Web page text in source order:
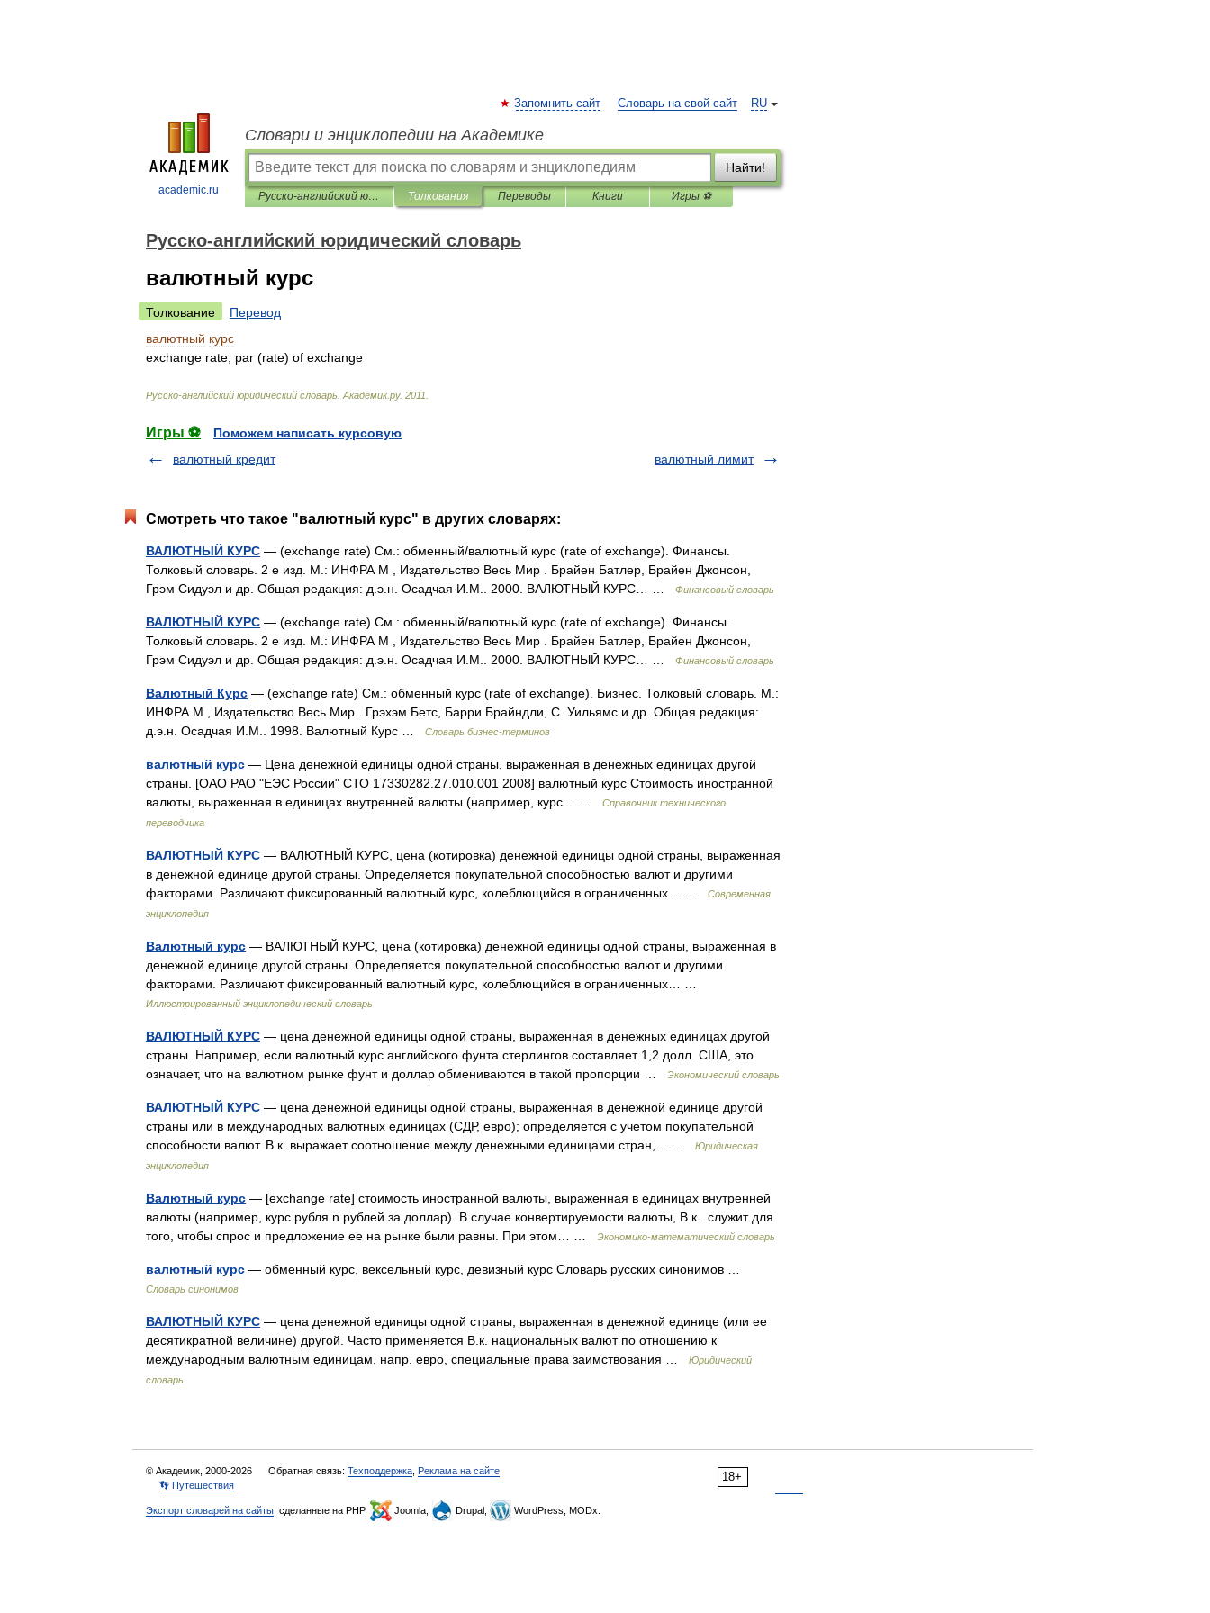
academic.ru
RU
Запомнить сайт Словарь на свой сайт
Словари и энциклопедии на Академике
Найти!
Русско-английский юридический словарь Толкования Переводы Книги Игры ⚽
Русско-английский юридический словарь
валютный курс
Толкование
Перевод
валютный курс
exchange rate; par (rate) of exchange
Русско-английский юридический словарь Академик.ру. 2011
Игры ⚽
Поможем написать курсовую
валютный кредит
валютный лимит
Смотреть что такое "валютный курс" в других словарях:
ВАЛЮТНЫЙ КУРС — (exchange rate) См.: обменный/валютный курс (rate of exchange). Финансы.
Толковый словарь. 2 е изд. М.: ИНФРА М , Издательство Весь Мир . Брайен Батлер, Брайен Джонсон,
Грэм Сидуэл и др. Общая редакция: д.э.н. Осадчая И.М.. 2000. ВАЛЮТНЫЙ КУРС… …
Финансовый словарь
ВАЛЮТНЫЙ КУРС — (exchange rate) См.: обменный/валютный курс (rate of exchange). Финансы.
Толковый словарь. 2 е изд. М.: ИНФРА М , Издательство Весь Мир . Брайен Батлер, Брайен Джонсон,
Грэм Сидуэл и др. Общая редакция: д.э.н. Осадчая И.М.. 2000. ВАЛЮТНЫЙ КУРС… …
Финансовый словарь
Валютный Курс — (exchange rate) См.: обменный курс (rate of exchange). Бизнес. Толковый словарь. М.:
ИНФРА М , Издательство Весь Мир . Грэхэм Бетс, Барри Брайндли, С. Уильямс и др. Общая редакция:
д.э.н. Осадчая И.М.. 1998. Валютный Курс …
Словарь бизнес-терминов
валютный курс — Цена денежной единицы одной страны, выраженная в денежных единицах другой
страны. [ОАО РАО "ЕЭС России" СТО 17330282.27.010.001 2008] валютный курс Стоимость иностранной
валюты, выраженная в единицах внутренней валюты (например, курс… …
Справочник технического
переводчика
ВАЛЮТНЫЙ КУРС — ВАЛЮТНЫЙ КУРС, цена (котировка) денежной единицы одной страны, выраженная
в денежной единице другой страны. Определяется покупательной способностью валют и другими
факторами. Различают фиксированный валютный курс, колеблющийся в ограниченных… …
Современная
энциклопедия
Валютный курс — ВАЛЮТНЫЙ КУРС, цена (котировка) денежной единицы одной страны, выраженная в
денежной единице другой страны. Определяется покупательной способностью валют и другими
факторами. Различают фиксированный валютный курс, колеблющийся в ограниченных… …
Иллюстрированный энциклопедический словарь
ВАЛЮТНЫЙ КУРС — цена денежной единицы одной страны, выраженная в денежных единицах другой
страны. Например, если валютный курс английского фунта стерлингов составляет 1,2 долл. США, это
означает, что на валютном рынке фунт и доллар обмениваются в такой пропорции …
Экономический словарь
ВАЛЮТНЫЙ КУРС — цена денежной единицы одной страны, выраженная в денежной единице другой
страны или в международных валютных единицах (СДР, евро); определяется с учетом покупательной
способности валют. В.к. выражает соотношение между денежными единицами стран,… …
Юридическая
энциклопедия
Валютный курс — [exchange rate] стоимость иностранной валюты, выраженная в единицах внутренней
валюты (например, курс рубля n рублей за доллар). В случае конвертируемости валюты, В.к. служит для
того, чтобы спрос и предложение ее на рынке были равны. При этом… …
Экономико-математический словарь
валютный курс — обменный курс, вексельный курс, девизный курс Словарь русских синонимов …
Словарь синонимов
ВАЛЮТНЫЙ КУРС — цена денежной единицы одной страны, выраженная в денежной единице (или ее
десятикратной величине) другой. Часто применяется В.к. национальных валют по отношению к
международным валютным единицам, напр. евро, специальные права заимствования …
Юридический
словарь
18+
© Академик, 2000-2026 Обратная связь: Техподдержка Реклама на сайте
👣 Путешествия
Экспорт словарей на сайты , сделанные на PHP, Joomla, Drupal, WordPress, MODx.